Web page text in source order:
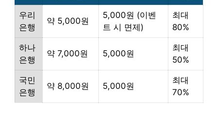
우리
은행
약 5,000원
5,000원 (이벤
트 시 면제)
최대
80%
하나
은행
약 7,000원 5,000원
최대
50%
국민
은행
약 8,000원 5,000원
최대
70%